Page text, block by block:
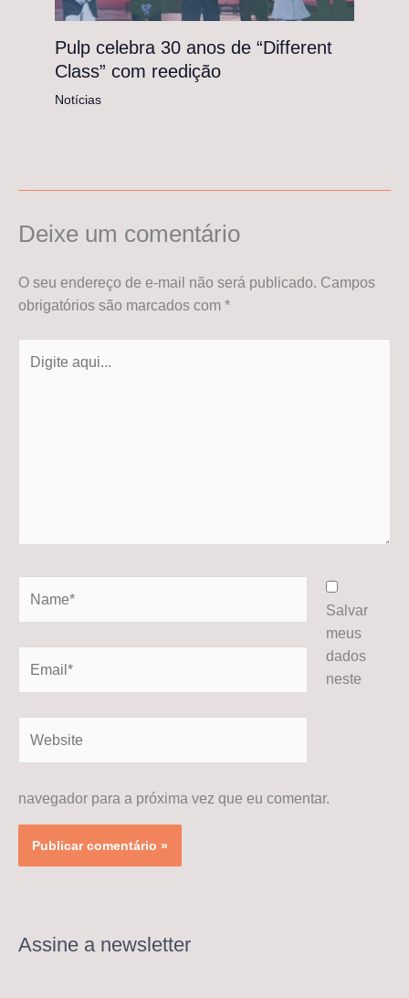
Pulp celebra 30 anos de “Different
Class” com reedição
Notícias
Deixe um comentário
O seu endereço de e-mail não será publicado. Campos
obrigatórios são marcados com *
aqui...
Salvar
meus
dados
neste
navegador para a próxima vez que eu comentar.
Assine a newsletter